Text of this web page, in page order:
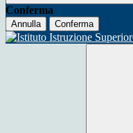
Conferma
Annulla Conferma